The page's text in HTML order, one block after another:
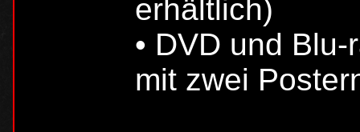
erhältlich)
• DVD und
mit zwei